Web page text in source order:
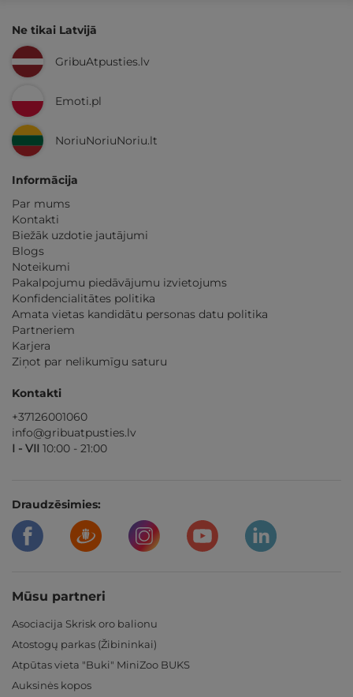
Ne tikai Latvijā
GribuAtpusties.lv
Emoti.pl
NoriuNoriuNoriu.lt
Informācija
Par mums
Kontakti
Biežāk uzdotie jautājumi
Blogs
Noteikumi
Pakalpojumu piedāvājumu izvietojums
Konfidencialitātes politika
Amata vietas kandidātu personas datu politika
Partneriem
Karjera
Ziņot par nelikumīgu saturu
Kontakti
+37126001060
info@gribuatpusties.lv
I - VII 10:00 - 21:00
Draudzēsimies:
Mūsu partneri
Asociacija Skrisk oro balionu
Atostogų parkas (Žibininkai)
Atpūtas vieta "Buki" MiniZoo BUKS
Auksinės kopos